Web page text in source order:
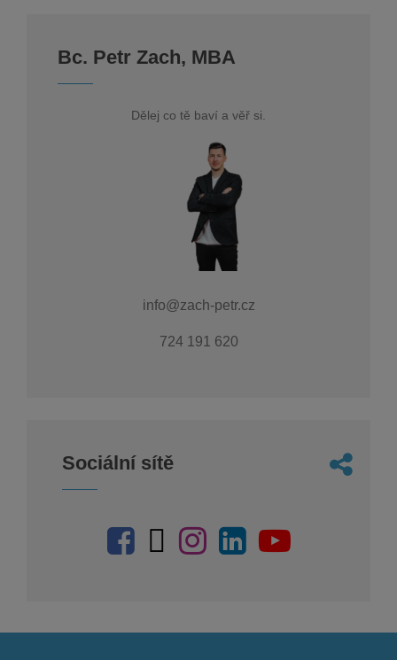
Bc. Petr Zach, MBA
Dělej co tě baví a věř si.
info@zach-petr.cz
724 191 620
Sociální sítě